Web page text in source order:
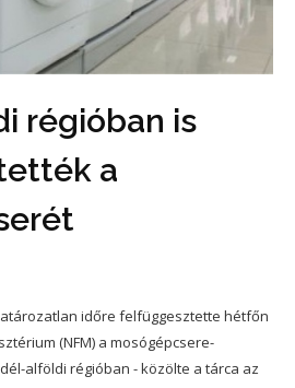
régióban is
a
időre felfüggesztette hétfőn
(NFM) a mosógépcsere-
alföldi régióban - közölte a tárca az